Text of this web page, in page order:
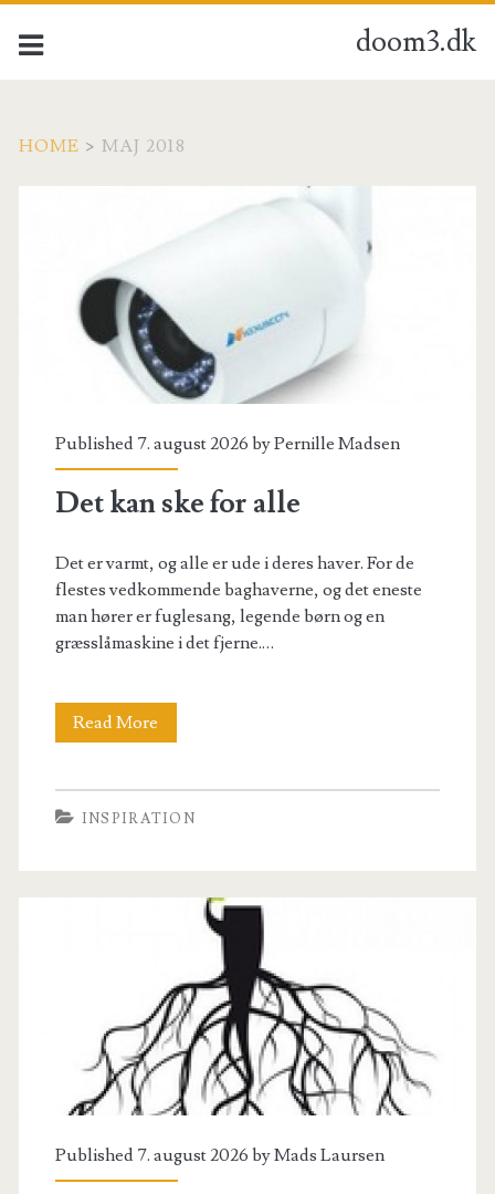
doom3.dk
HOME > MAJ 2018
<span>maj
2018</span>
Published 7. august 2026 byPernille Madsen
Det kan ske for alle
Det er varmt, og alle er ude i deres haver. For de
flestes vedkommende baghaverne, og det eneste
man hører er fuglesang, legende børn og en
græsslåmaskine i det fjerne.…
Read More
INSPIRATION
Published 7. august 2026 byMads Laursen